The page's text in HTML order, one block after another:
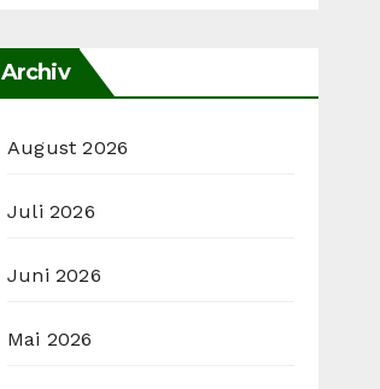
Archiv
August 2026
Juli 2026
Juni 2026
Mai 2026